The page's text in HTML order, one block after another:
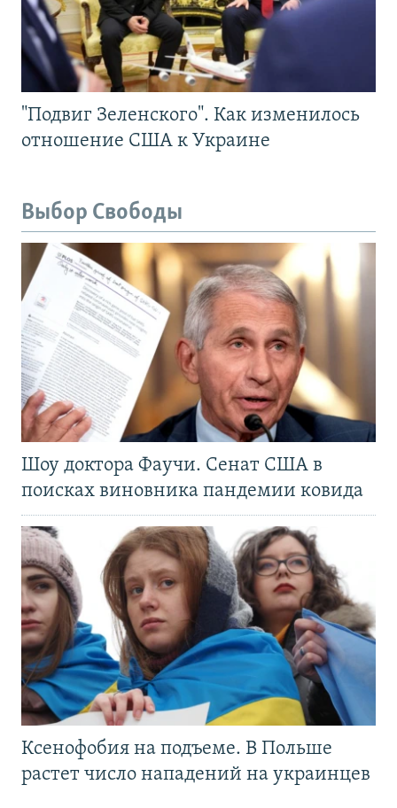
"Подвиг Зеленского". Как изменилось
отношение США к Украине
Выбор Свободы
Шоу доктора Фаучи. Сенат США в
поисках виновника пандемии ковида
Ксенофобия на подъеме. В Польше
растет число нападений на украинцев